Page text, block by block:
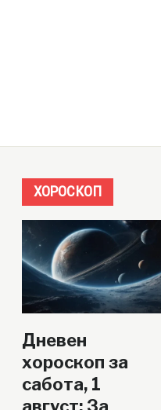
ХОРОСКОП
Дневен
хороскоп за
сабота, 1